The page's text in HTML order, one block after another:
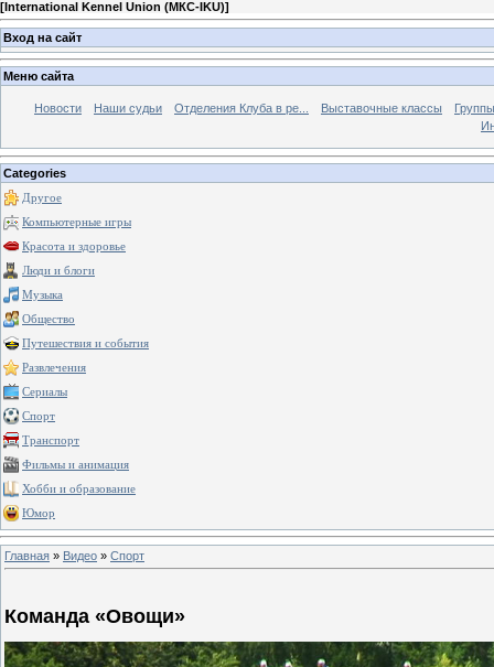
[International Kennel Union (МКС-IKU)]
Вход на сайт
Меню сайта
Новости Наши судьи Отделения Клуба в ре... Выставочные классы
Categories
Другое
Компьютерные игры
Красота и здоровье
Люди и блоги
Музыка
Общество
Путешествия и события
Развлечения
Сериалы
Спорт
Транспорт
Фильмы и анимация
Хобби и образование
Юмор
Главная » Видео » Спорт
Команда «Овощи»